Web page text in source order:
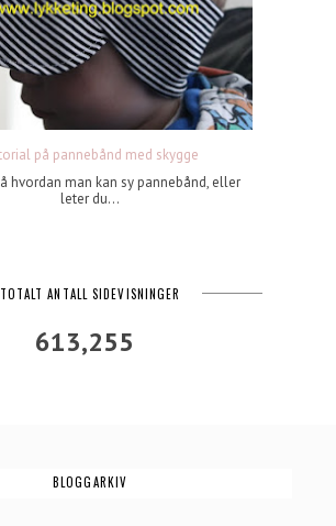
på pannebånd med skygge
hvordan man kan sy pannebånd, eller
leter du...
TOTALT ANTALL SIDEVISNINGER
613,255
BLOGGARKIV